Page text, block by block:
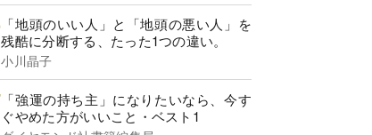
「地頭のいい人」と「地頭の悪い人」を
残酷に分断する、たった1つの違い。
小川晶子
「強運の持ち主」になりたいなら、今す
ぐやめた方がいいこと・ベスト1